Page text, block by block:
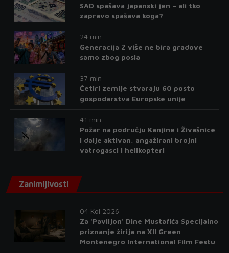
SAD spašava japanski jen – ali tko
zapravo spašava koga?
24 min
Generacija Z više ne bira gradove
samo zbog posla
37 min
Četiri zemlje stvaraju 60 posto
gospodarstva Europske unije
41 min
Požar na području Kanjine i Živašnice
i dalje aktivan, angažirani brojni
vatrogasci i helikopteri
Zanimljivosti
04 Kol 2026
Za 'Paviljon' Dine Mustafića Specijalno
priznanje žirija na XII Green
Montenegro International Film Festu